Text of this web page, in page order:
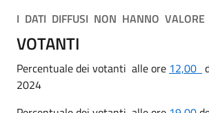
I DATI DIFFUSI NON HANNO VALORE
VOTANTI
Percentuale dei votanti alle ore 12,00
2024